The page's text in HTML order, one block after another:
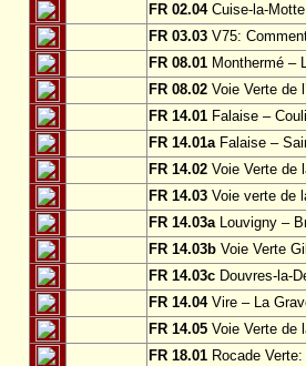
FR 02.04Cuise-la-
FR 03.03 V75:
FR 08.01 Monthermé –
FR 08.02 Voie Verte de
FR 14.01 Falaise –
FR 14.01aFalaise –
FR 14.02 Voie Verte de
FR 14.03 Voie verte de
FR 14.03aLouvigny –
FR 14.03b Voie Verte
FR 14.03c Douvres-la-
FR 14.04Vire – La
FR 14.05 Voie Verte de
FR 18.01 Rocade